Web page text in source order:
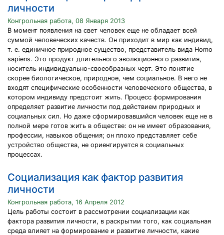
личности
Контрольная работа, 08 Января 2013
В момент появления на свет человек еще не обладает всей
суммой человеческих качеств. Он приходит в мир как индивид,
т. е. единичное природное существо, представитель вида Homo
sapiens. Это продукт длительного эволюционного развития,
носитель индивидуально-своеобразных черт. Это понятие
скорее биологическое, природное, чем социальное. В него не
входят специфические особенности человеческого общества, в
котором индивиду предстоит жить. Процесс формирования
определяет развитие личности под действием природных и
социальных сил. Но даже сформировавшийся человек еще не в
полной мере готов жить в обществе: он не имеет образования,
профессии, навыков общения; он плохо представляет себе
устройство общества, не ориентируется в социальных
процессах.
Социализация как фактор развития
личности
Контрольная работа, 16 Апреля 2012
Цель работы состоит в рассмотрении социализации как
фактора развития личности, в раскрытии того, как социальная
среда влияет на формирование и развитие личности, какие